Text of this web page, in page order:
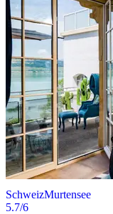
SchweizMurtensee
5.7/6